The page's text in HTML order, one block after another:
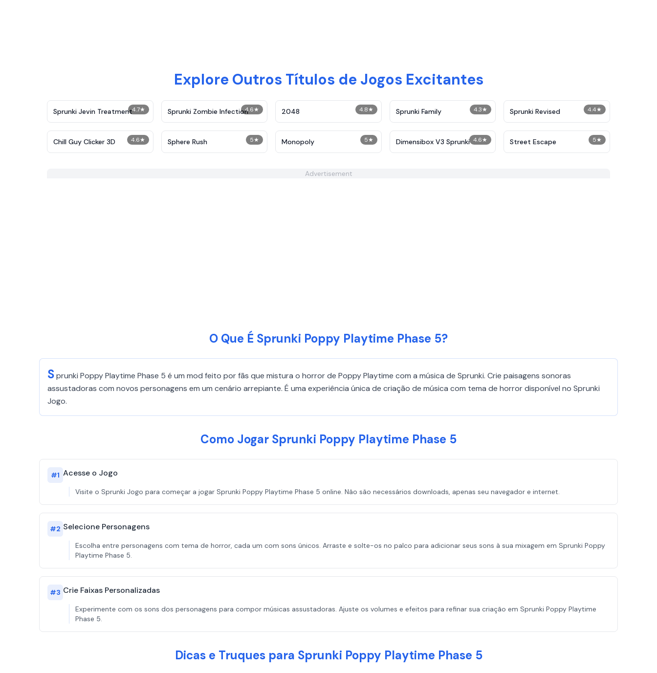
Explore Outros Títulos de Jogos Excitantes
4.7★
Sprunki Jevin Treatment 4.6★
Sprunki Zombie Infection 4.8★
2048 4.3★
Sprunki Family 4.4★
Sprunki Revised
4.6★
Chill Guy Clicker 3D 5★
Sphere Rush 5★
Monopoly 4.6★
Dimensibox V3 Sprunki 5★
Street Escape
Advertisement
O Que É Sprunki Poppy Playtime Phase 5?
Sprunki Poppy Playtime Phase 5 é um mod feito por fãs que mistura o horror de Poppy Playtime com a música de Sprunki. Crie paisagens sonoras
assustadoras com novos personagens em um cenário arrepiante. É uma experiência única de criação de música com tema de horror disponível no Sprunki
Jogo.
Como Jogar Sprunki Poppy Playtime Phase 5
#1 Acesse o Jogo
Visite o Sprunki Jogo para começar a jogar Sprunki Poppy Playtime Phase 5 online. Não são necessários downloads, apenas seu navegador e internet.
#2 Selecione Personagens
Escolha entre personagens com tema de horror, cada um com sons únicos. Arraste e solte-os no palco para adicionar seus sons à sua mixagem em Sprunki Poppy
Playtime Phase 5.
#3 Crie Faixas Personalizadas
Experimente com os sons dos personagens para compor músicas assustadoras. Ajuste os volumes e efeitos para refinar sua criação em Sprunki Poppy Playtime
Phase 5.
Dicas e Truques para Sprunki Poppy Playtime Phase 5